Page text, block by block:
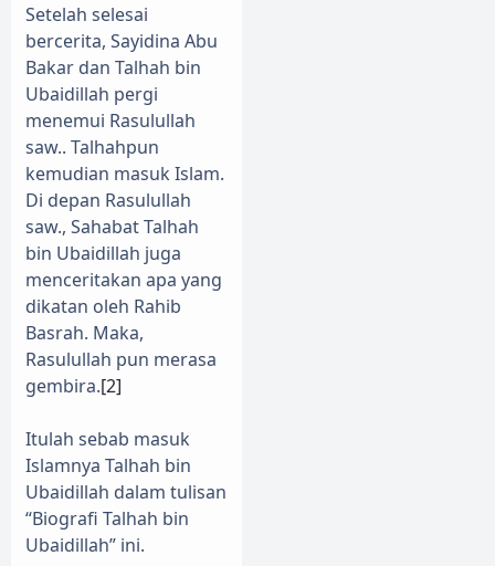
Setelah selesai
bercerita, Sayidina Abu
Bakar dan Talhah bin
Ubaidillah pergi
menemui Rasulullah
saw.. Talhahpun
kemudian masuk Islam.
Di depan Rasulullah
saw., Sahabat Talhah
bin Ubaidillah juga
menceritakan apa yang
dikatan oleh Rahib
Basrah. Maka,
Rasulullah pun merasa
gembira.[2]
Itulah sebab masuk
Islamnya Talhah bin
Ubaidillah dalam tulisan
“Biografi Talhah bin
Ubaidillah” ini.